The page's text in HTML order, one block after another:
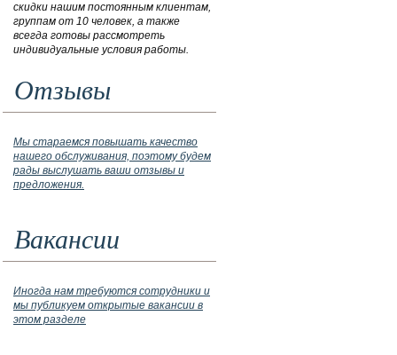
скидки нашим постоянным клиентам,
группам от 10 человек, а также
всегда готовы рассмотреть
индивидуальные условия работы.
Отзывы
Мы стараемся повышать качество
нашего обслуживания, поэтому будем
рады выслушать ваши отзывы и
предложения.
Вакансии
Иногда нам требуются сотрудники и
мы публикуем открытые вакансии в
этом разделе